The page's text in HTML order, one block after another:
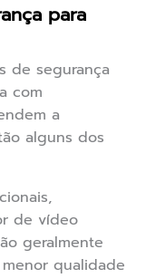
para
de segurança
com
a
alguns dos
de vídeo
geralmente
qualidade